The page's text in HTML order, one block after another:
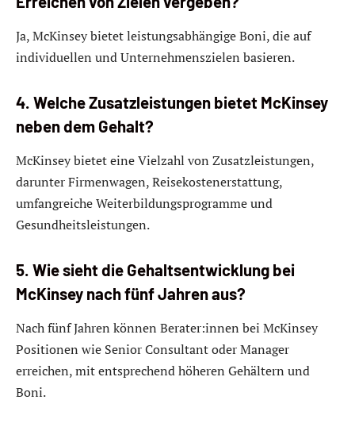
Ja, McKinsey bietet leistungsabhängige Boni, die auf
individuellen und Unternehmenszielen basieren.
4. Welche Zusatzleistungen bietet McKinsey
neben dem Gehalt?
McKinsey bietet eine Vielzahl von Zusatzleistungen,
darunter Firmenwagen, Reisekostenerstattung,
umfangreiche Weiterbildungsprogramme und
Gesundheitsleistungen.
5. Wie sieht die Gehaltsentwicklung bei
McKinsey nach fünf Jahren aus?
Nach fünf Jahren können Berater:innen bei McKinsey
Positionen wie Senior Consultant oder Manager
erreichen, mit entsprechend höheren Gehältern und
Boni.